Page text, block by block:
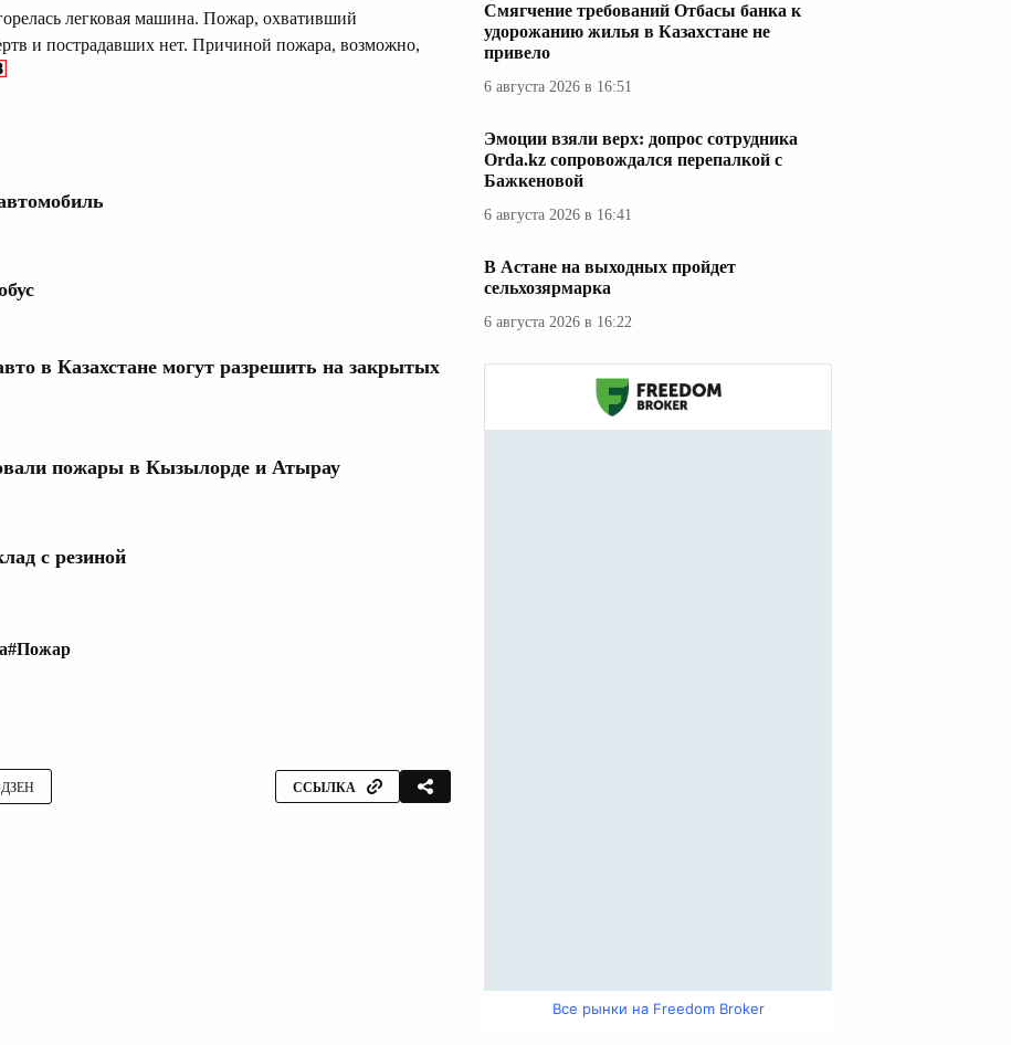
легковая машина. Пожар, охвативший
и пострадавших нет. Причиной пожара, возможно,
в Казахстане могут разрешить на закрытых
пожары в Кызылорде и Атырау
с резиной
#Пожар
ДЗЕН ССЫЛКА
Смягчение требований Отбасы банка к
удорожанию жилья в Казахстане не
привело
6 августа 2026 в 16:51
Эмоции взяли верх: допрос сотрудника
Orda.kz сопровождался перепалкой с
Бажкеновой
6 августа 2026 в 16:41
В Астане на выходных пройдет
сельхозярмарка
6 августа 2026 в 16:22
Все рынки на Freedom Broker